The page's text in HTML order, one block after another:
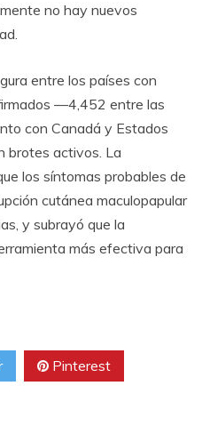
no hay nuevos
entre los países con
—4,452 entre las
con Canadá y Estados
brotes activos. La
los síntomas probables de
cutánea maculopapular
y subrayó que la
más efectiva para
Pinterest